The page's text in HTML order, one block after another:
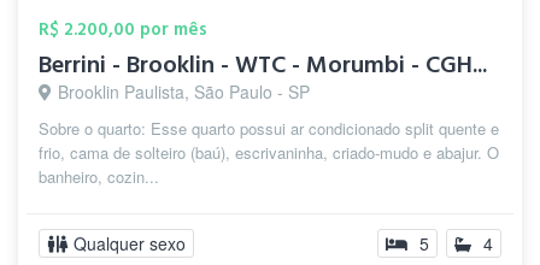
R$ 2.200,00 por mês
Berrini - Brooklin - WTC - Morumbi - CGH...
Brooklin Paulista, São Paulo - SP
Sobre o quarto: Esse quarto possui ar condicionado split quente e
frio, cama de solteiro (baú), escrivaninha, criado-mudo e abajur. O
banheiro, cozin...
Qualquer sexo 5 4